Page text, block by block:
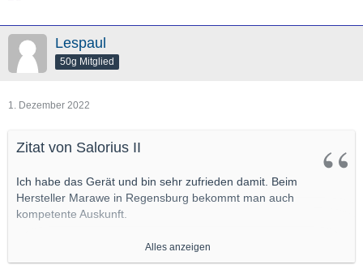
Lespaul
50g Mitglied
1. Dezember 2022
Zitat von Salorius II
Ich habe das Gerät und bin sehr zufrieden damit. Beim
Hersteller Marawe in Regensburg bekommt man auch
kompetente Auskunft.
...
Alles anzeigen